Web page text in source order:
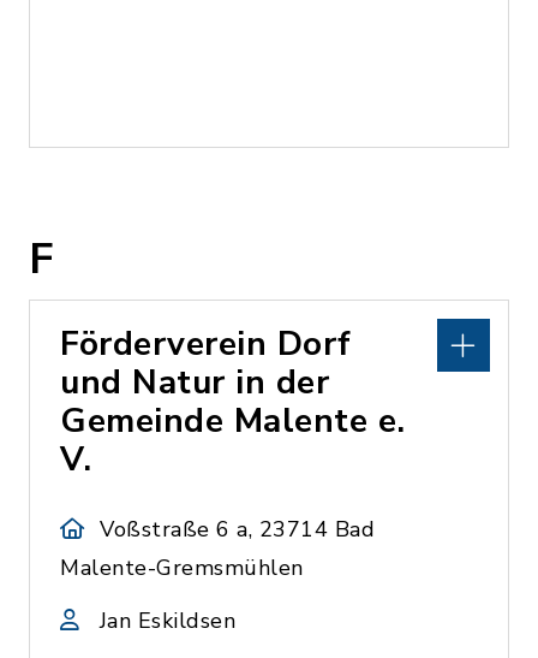
F
Förderverein Dorf
und Natur in der
Gemeinde Malente e.
V.
Voßstraße 6 a, 23714 Bad
Malente-Gremsmühlen
Jan Eskildsen